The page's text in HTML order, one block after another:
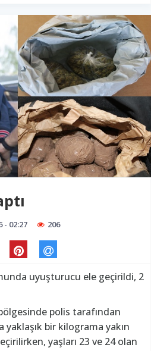
- 02:27 206
uyuşturucu ele geçirildi, 2
bölgesinde polis tarafından
bir kilograma yakın
yaşları 23 ve 24 olan